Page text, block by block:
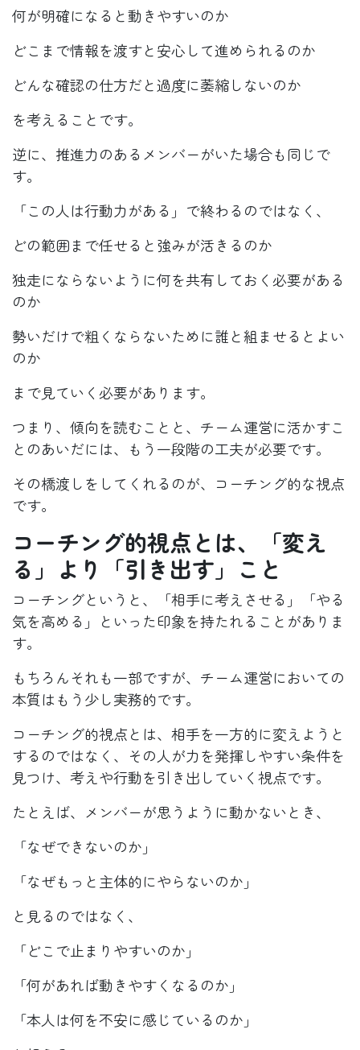
何が明確になると動きやすいのか
どこまで情報を渡すと安心して進められるのか
どんな確認の仕方だと過度に萎縮しないのか
を考えることです。
逆に、推進力のあるメンバーがいた場合も同じで
す。
「この人は行動力がある」で終わるのではなく、
どの範囲まで任せると強みが活きるのか
独走にならないように何を共有しておく必要がある
のか
勢いだけで粗くならないために誰と組ませるとよい
のか
まで見ていく必要があります。
つまり、傾向を読むことと、チーム運営に活かすこ
とのあいだには、もう一段階の工夫が必要です。
その橋渡しをしてくれるのが、コーチング的な視点
です。
コーチング的視点とは、「変え
る」より「引き出す」こと
コーチングというと、「相手に考えさせる」「やる
気を高める」といった印象を持たれることがありま
す。
もちろんそれも一部ですが、チーム運営においての
本質はもう少し実務的です。
コーチング的視点とは、相手を一方的に変えようと
するのではなく、その人が力を発揮しやすい条件を
見つけ、考えや行動を引き出していく視点です。
たとえば、メンバーが思うように動かないとき、
「なぜできないのか」
「なぜもっと主体的にやらないのか」
と見るのではなく、
「どこで止まりやすいのか」
「何があれば動きやすくなるのか」
「本人は何を不安に感じているのか」